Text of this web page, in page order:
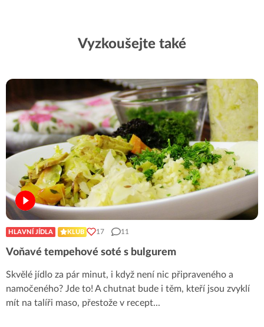
Vyzkoušejte také
HLAVNÍ JÍDLA KLUB 17 11
Voňavé tempehové soté s bulgurem
Skvělé jídlo za pár minut, i když není nic připraveného a
namočeného? Jde to! A chutnat bude i těm, kteří jsou zvyklí
mít na talíři maso, přestože v recept...